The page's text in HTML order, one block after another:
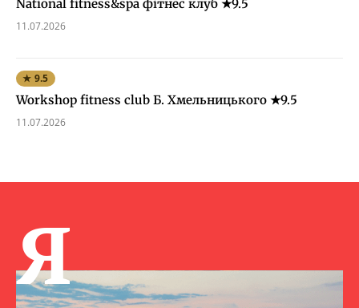
National fitness&spa фітнес клуб ★9.5
11.07.2026
★ 9.5
Workshop fitness club Б. Хмельницького ★9.5
11.07.2026
Я